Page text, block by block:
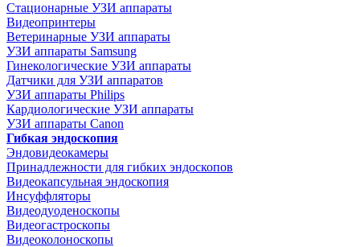
Стационарные УЗИ аппараты
Видеопринтеры
Ветеринарные УЗИ аппараты
УЗИ аппараты Samsung
Гинекологические УЗИ аппараты
Датчики для УЗИ аппаратов
УЗИ аппараты Philips
Кардиологические УЗИ аппараты
УЗИ аппараты Canon
Гибкая эндоскопия
Эндовидеокамеры
Принадлежности для гибких эндоскопов
Видеокапсульная эндоскопия
Инсуффляторы
Видеодуоденоскопы
Видеогастроскопы
Видеоколоноскопы